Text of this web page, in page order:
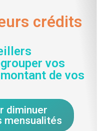
crédits
vos
de vos
diminuer
mensualités